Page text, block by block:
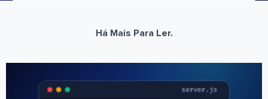
Há Mais Para Ler.